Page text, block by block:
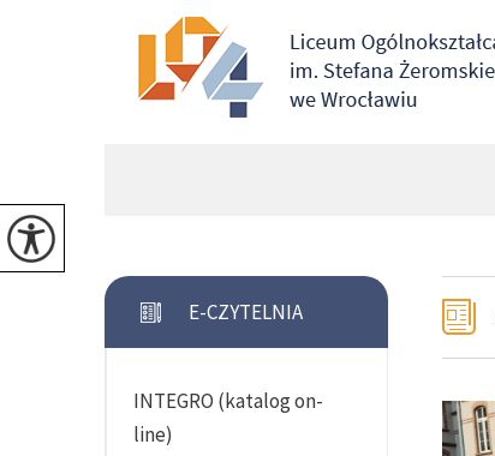
E-CZYTELNIA
INTEGRO (katalog on-
line)